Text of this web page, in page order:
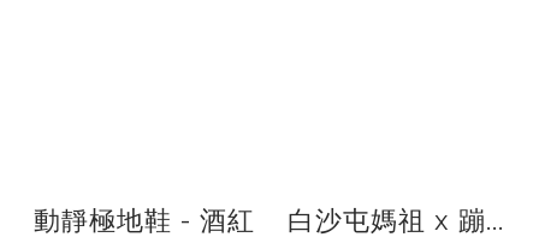
動靜極地鞋 - 酒紅 白沙屯媽祖 x 蹦...